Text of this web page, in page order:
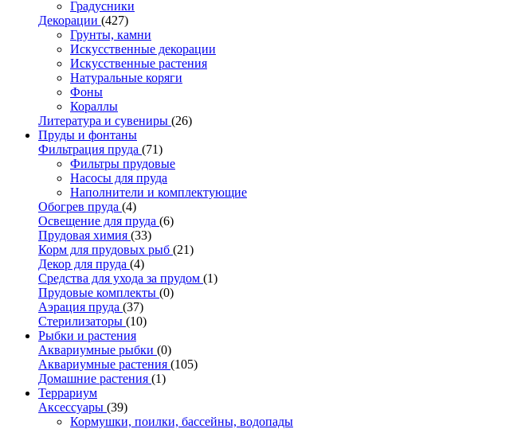
Градусники
Декорации (427)
Грунты, камни
Искусственные декорации
Искусственные растения
Натуральные коряги
Фоны
Кораллы
Литература и сувениры (26)
Пруды и фонтаны
Фильтрация пруда (71)
Фильтры прудовые
Насосы для пруда
Наполнители и комплектующие
Обогрев пруда (4)
Освещение для пруда (6)
Прудовая химия (33)
Корм для прудовых рыб (21)
Декор для пруда (4)
Средства для ухода за прудом (1)
Прудовые комплекты (0)
Аэрация пруда (37)
Стерилизаторы (10)
Рыбки и растения
Аквариумные рыбки (0)
Аквариумные растения (105)
Домашние растения (1)
Террариум
Аксессуары (39)
Кормушки, поилки, бассейны, водопады